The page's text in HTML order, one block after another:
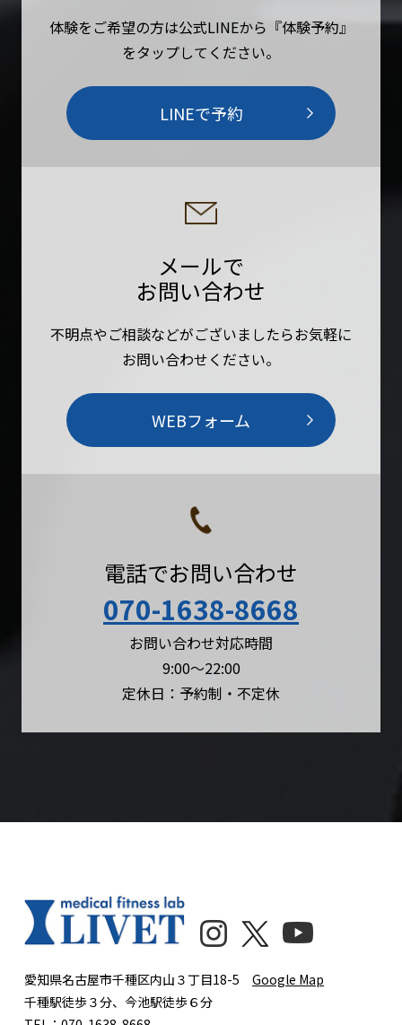
体験をご希望の方は公式LINEから『体験予約』
をタップしてください。
LINEで予約
メールで
お問い合わせ
不明点やご相談などがございましたらお気軽に
お問い合わせください。
WEBフォーム
電話でお問い合わせ
070-1638-8668
お問い合わせ対応時間
9:00〜22:00
定休日：予約制・不定休
愛知県名古屋市千種区内山３丁目18-5 Google Map
千種駅徒歩３分、今池駅徒歩６分